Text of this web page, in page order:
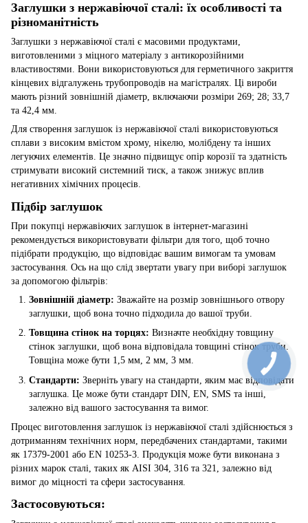
Заглушки з нержавіючої сталі: їх особливості та
різноманітність
Заглушки з нержавіючої сталі є масовими продуктами,
виготовленими з міцного матеріалу з антикорозійними
властивостями. Вони використовуються для герметичного закриття
кінцевих відгалужень трубопроводів на магістралях. Ці вироби
мають різний зовнішній діаметр, включаючи розміри 269; 28; 33,7
та 42,4 мм.
Для створення заглушок із нержавіючої сталі використовуються
сплави з високим вмістом хрому, нікелю, молібдену та інших
легуючих елементів. Це значно підвищує опір корозії та здатність
стримувати високий системний тиск, а також знижує вплив
негативних хімічних процесів.
Підбір заглушок
При покупці нержавіючих заглушок в інтернет-магазині
рекомендується використовувати фільтри для того, щоб точно
підібрати продукцію, що відповідає вашим вимогам та умовам
застосування. Ось на що слід звертати увагу при виборі заглушок
за допомогою фільтрів:
Зовнішній діаметр: Зважайте на розмір зовнішнього отвору
заглушки, щоб вона точно підходила до вашої труби.
Товщина стінок на торцях: Визначте необхідну товщину
стінок заглушки, щоб вона відповідала товщині стінок труби.
Товщіна може бути 1,5 мм, 2 мм, 3 мм.
Стандарти: Зверніть увагу на стандарти, яким має відповідати
заглушка. Це може бути стандарт DIN, EN, SMS та інші,
залежно від вашого застосування та вимог.
Процес виготовлення заглушок із нержавіючої сталі здійснюється з
дотриманням технічних норм, передбачених стандартами, такими
як 17379-2001 або EN 10253-3. Продукція може бути виконана з
різних марок сталі, таких як AISI 304, 316 та 321, залежно від
вимог до міцності та сфери застосування.
Застосовуються: